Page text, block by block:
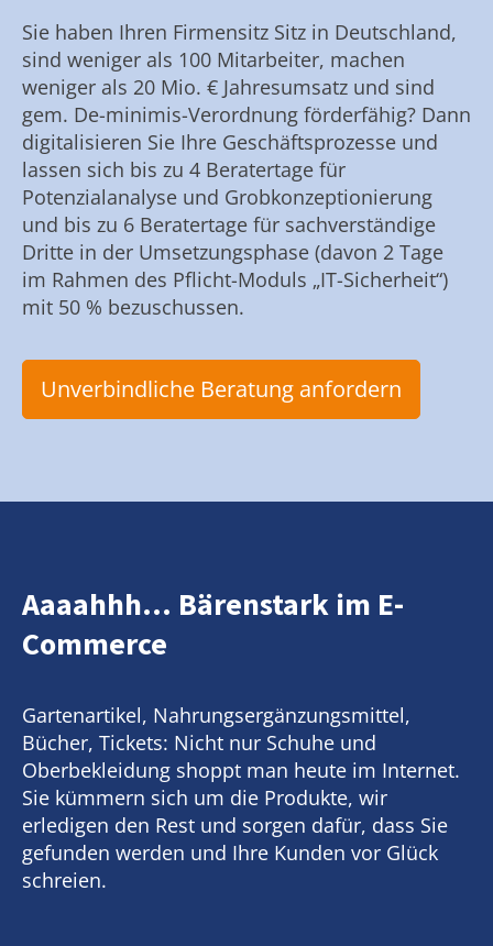
Sie haben Ihren Firmensitz Sitz in Deutschland,
sind weniger als 100 Mitarbeiter, machen
weniger als 20 Mio. € Jahresumsatz und sind
gem. De-minimis-Verordnung förderfähig? Dann
digitalisieren Sie Ihre Geschäftsprozesse und
lassen sich bis zu 4 Beratertage für
Potenzialanalyse und Grobkonzeptionierung
und bis zu 6 Beratertage für sachverständige
Dritte in der Umsetzungsphase (davon 2 Tage
im Rahmen des Pflicht-Moduls „IT-Sicherheit“)
mit 50 % bezuschussen.
Unverbindliche Beratung anfordern
Aaaahhh... Bärenstark im E-
Commerce
Gartenartikel, Nahrungsergänzungsmittel,
Bücher, Tickets: Nicht nur Schuhe und
Oberbekleidung shoppt man heute im Internet.
Sie kümmern sich um die Produkte, wir
erledigen den Rest und sorgen dafür, dass Sie
gefunden werden und Ihre Kunden vor Glück
schreien.